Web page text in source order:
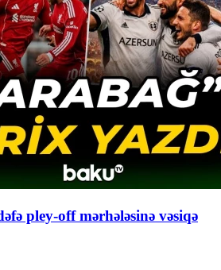
pley-off mərhələsinə vəsiqə